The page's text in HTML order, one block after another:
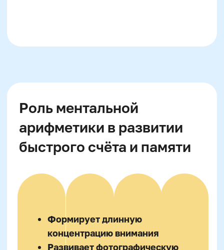
ответить на вопрос, решить задачку,
эмоциональную перегрузку. Не ставьте
лучше по 15 минут дважды в сутки, чем
один час с истериками.
Игровые техники и
ассоциации для лучшего